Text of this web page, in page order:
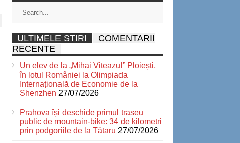
ULTIMELE STIRI
COMENTARII
RECENTE
Un elev de la „Mihai Viteazul” Ploiești,
în lotul României la Olimpiada
Internațională de Economie de la
Shenzhen 27/07/2026
Prahova își deschide primul traseu
public de mountain-bike: 34 de kilometri
prin podgoriile de la Tătaru 27/07/2026